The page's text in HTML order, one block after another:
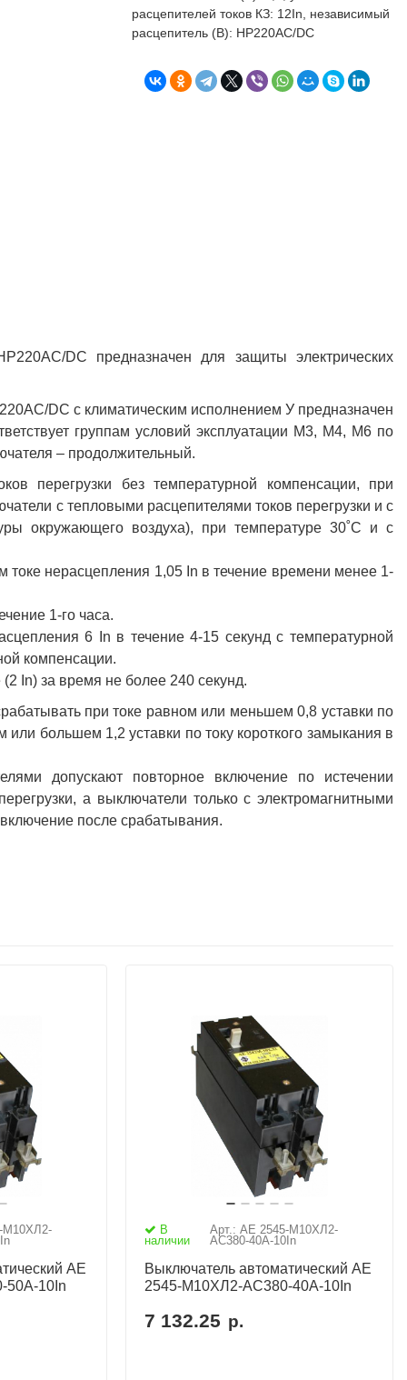
в срок. А
расцепителей токов КЗ: 12In, независимый
расцепитель (В): НР220AC/DC
DC предназначен для защиты электрических
DC с климатическим исполнением У предназначен
группам условий эксплуатации М3, М4, М6 по
– продолжительный.
перегрузки без температурной компенсации, при
с тепловыми расцепителями токов перегрузки и с
окружающего воздуха), при температуре 30˚С и с
токе нерасцепления 1,05 In в течение времени менее 1-
1-го часа.
6 In в течение 4-15 секунд с температурной
компенсации.
In) за время не более 240 секунд.
при токе равном или меньшем 0,8 уставки по
большем 1,2 уставки по току короткого замыкания в
допускают повторное включение по истечении
а выключатели только с электромагнитными
после срабатывания.
М10ХЛ2-
АЕ
50А-10In
В
наличии
Арт.: АЕ 2545-М10ХЛ2-
AC380-40А-10In
Выключатель автоматический АЕ
2545-М10ХЛ2-AC380-40А-10In
7 132.25 р.